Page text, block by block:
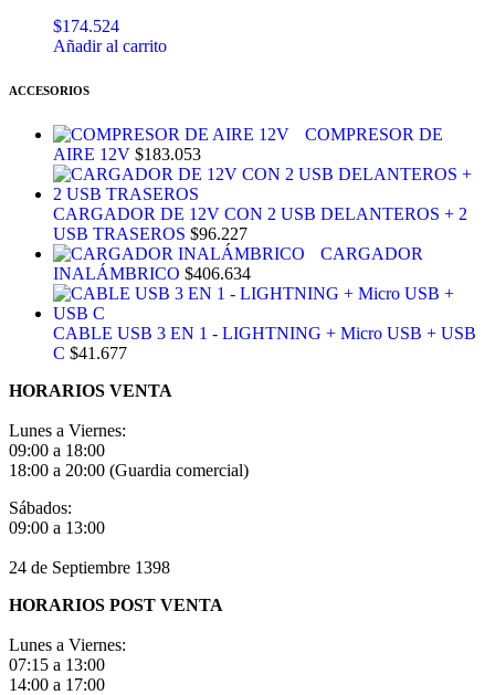
$174.524
Añadir al carrito
ACCESORIOS
COMPRESOR DE
AIRE 12V $183.053
CARGADOR DE 12V CON 2 USB DELANTEROS + 2
USB TRASEROS $96.227
CARGADOR
INALÁMBRICO $406.634
CABLE USB 3 EN 1 - LIGHTNING + Micro USB + USB
C $41.677
HORARIOS VENTA
Lunes a Viernes:
09:00 a 18:00
18:00 a 20:00 (Guardia comercial)
Sábados:
09:00 a 13:00
24 de Septiembre 1398
HORARIOS POST VENTA
Lunes a Viernes:
07:15 a 13:00
14:00 a 17:00